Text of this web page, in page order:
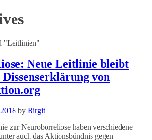
"Leitlinien"
Neue Leitlinie bleibt
von
by Birgit
zur Neuroborreliose haben verschiedene
auch das Aktionsbündnis gegen